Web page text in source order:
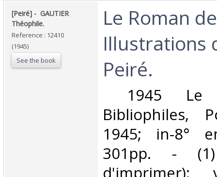
‎[Peiré] - ‎ ‎GAUTIER
Théophile.‎
Reference : 12410
(1945)
See the book
‎Le Roman
Illustrations
Peiré. ‎
1945 Le
Bibliophiles,
1945; in-8°
301pp. -
d'imprimer);